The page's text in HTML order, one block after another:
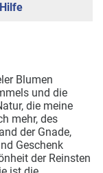
Blumen
und die
die meine
mehr, des
der Gnade,
Geschenk
der Reinsten